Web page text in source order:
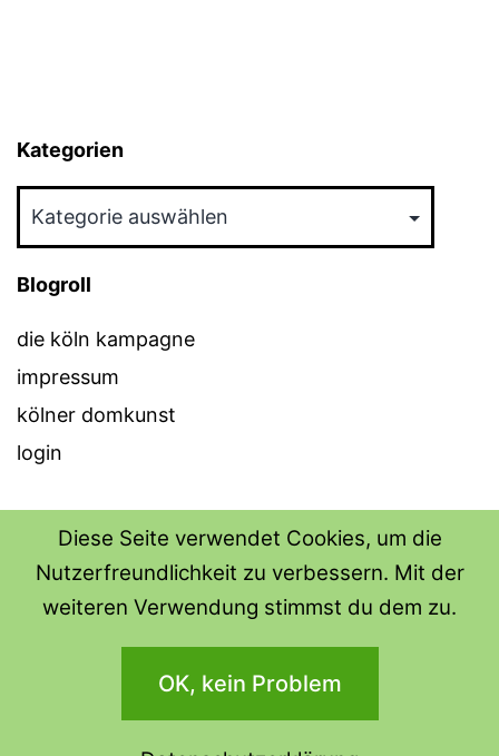
Kategorien
Blogroll
die köln kampagne
impressum
kölner domkunst
login
THE SHIRT SHOPS
Datenschutzerklärung
Stolz präsentiert vonWordPress.
Diese Seite verwendet Cookies, um die
Nutzerfreundlichkeit zu verbessern. Mit der
weiteren Verwendung stimmst du dem zu.
OK, kein Problem